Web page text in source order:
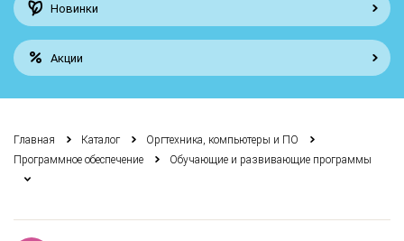
Новинки
Акции
Главная Каталог
Оргтехника, компьютеры и ПО
Программное обеспечение
Обучающие и развивающие программы